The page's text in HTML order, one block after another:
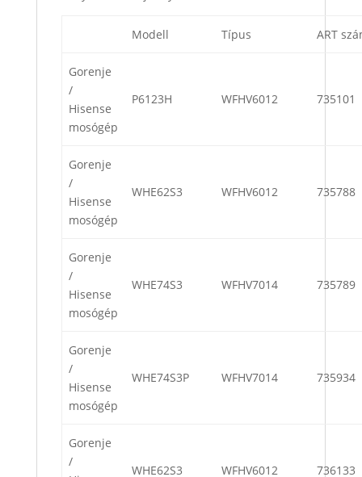
Modell Típus ART
Gorenje
/
Hisense
mosógép
P6123H WFHV6012 735101
Gorenje
/
Hisense
mosógép
WHE62S3 WFHV6012 735788
Gorenje
/
Hisense
mosógép
WHE74S3 WFHV7014 735789
Gorenje
/
Hisense
mosógép
WHE74S3P WFHV7014 735934
Gorenje
/
WHE62S3 WFHV6012 736133